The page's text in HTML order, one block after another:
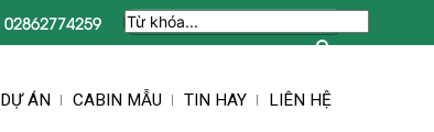
02862774259
DỰ ÁN CABIN MẪU TIN HAY LIÊN HỆ